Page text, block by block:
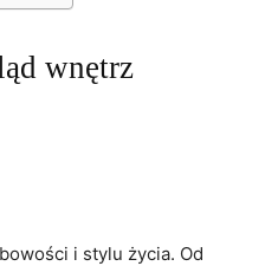
wnętrz
i ‌stylu życia. Od